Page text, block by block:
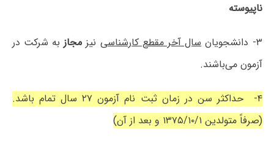
ناپیوسته
۳- دانشجویان سال آخر مقطع کارشناسی نیز مجازبه شرکت در
آزمون می‌باشند.
۴- حداکثر سن در زمان ثبت نام آزمون ۲۷ سال تمام باشد.
(صرفاً متولدین ۱۳۷۵/۱۰/۱ و بعد از آن)